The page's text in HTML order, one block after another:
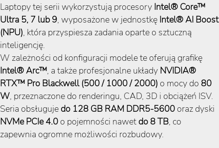
Laptopy tej serii wykorzystują procesory Intel® Core™
Ultra 5, 7 lub 9, wyposażone w jednostkę Intel® AI Boost
(NPU), która przyspiesza zadania oparte o sztuczną
inteligencję.
W zależności od konfiguracji modele te oferują grafikę
Intel® Arc™, a także profesjonalne układy NVIDIA®
RTX™ Pro Blackwell (500 / 1000 / 2000) o mocy do 80
W, przeznaczone do renderingu, CAD, 3D i obciążeń ISV.
Seria obsługuje do 128 GB RAM DDR5-5600 oraz dyski
NVMe PCIe 4.0 o pojemności nawet do 8 TB, co
zapewnia ogromne możliwości rozbudowy.